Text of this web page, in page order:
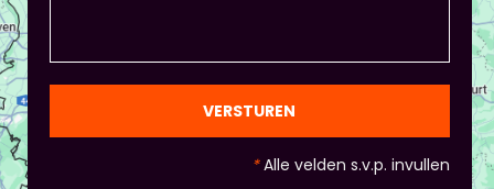
en die van Piet en vervolgens de deelnemers:
gezien de eindpresentaties van 5 minuten de
officiële/vaste werkvorm zijn. Voor beginners is het
nog met spiekbriefje). - Vergeet het
evaluatieformulier niet :)
VERSTUREN
*Alle velden s.v.p. invullen